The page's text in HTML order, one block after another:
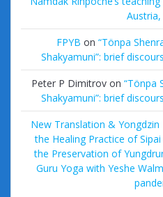
FPYB on “Tönpa
Shakyamuni”: brief
Peter P Dimitrovon “Tönpa
Shakyamuni”: brief
New Translation &
the Healing Practice of
the Preservation of
Guru Yoga with Yeshe